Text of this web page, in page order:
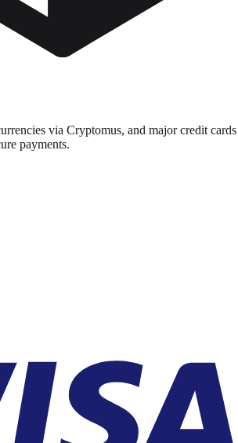
via Cryptomus, and major credit cards
payments.